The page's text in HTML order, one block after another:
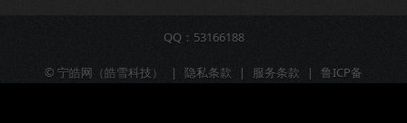
QQ：53166188
© 宁皓网（皓雪科技） | 隐私条款 | 服务条款 |
鲁ICP备